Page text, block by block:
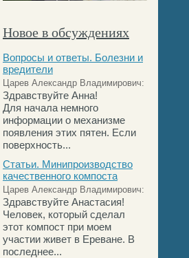
Новое в обсуждениях
Вопросы и ответы. Болезни и
вредители
Царев Александр Владимирович:
Здравствуйте Анна!
Для начала немного
информации о механизме
появления этих пятен. Если
поверхность...
Статьи. Минипроизводство
качественного компоста
Царев Александр Владимирович:
Здравствуйте Анастасия!
Человек, который сделал
этот компост при моем
участии живет в Ереване. В
последнее...